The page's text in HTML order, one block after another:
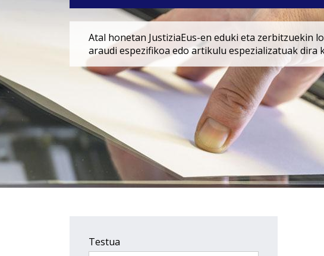
Atal honetan JustiziaEus-en eduki eta
araudi espezifikoa edo artikulu espezializatuak
Testua